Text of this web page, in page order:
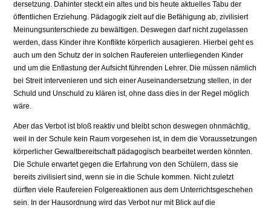
dersetzung. Dahinter steckt ein altes und bis heute aktuelles Tabu der
öffentlichen Erziehung. Pädagogik zielt auf die Befähigung ab, zivilisiert
Meinungsunterschiede zu bewältigen. Deswegen darf nicht zugelassen
werden, dass Kinder ihre Konflikte körperlich ausagieren. Hierbei geht es
auch um den Schutz der in solchen Raufereien unterliegenden Kinder
und um die Entlastung der Aufsicht führenden Lehrer. Die müssen nämlich
bei Streit intervenieren und sich einer Auseinandersetzung stellen, in der
Schuld und Unschuld zu klären ist, ohne dass dies in der Regel möglich
wäre.
Aber das Verbot ist bloß reaktiv und bleibt schon deswegen ohnmächtig,
weil in der Schule kein Raum vorgesehen ist, in dem die Voraussetzungen
körperlicher Gewaltbereitschaft pädagogisch bearbeitet werden könnten.
Die Schule erwartet gegen die Erfahrung von den Schülern, dass sie
bereits zivilisiert sind, wenn sie in die Schule kommen. Nicht zuletzt
dürften viele Raufereien Folgereaktionen aus dem Unterrichtsgeschehen
sein. In der Hausordnung wird das Verbot nur mit Blick auf die